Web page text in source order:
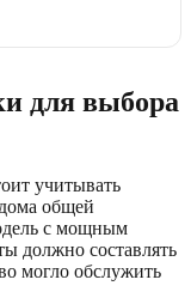
для выбора
учитывать
общей
с мощным
должно составлять
могло обслужить